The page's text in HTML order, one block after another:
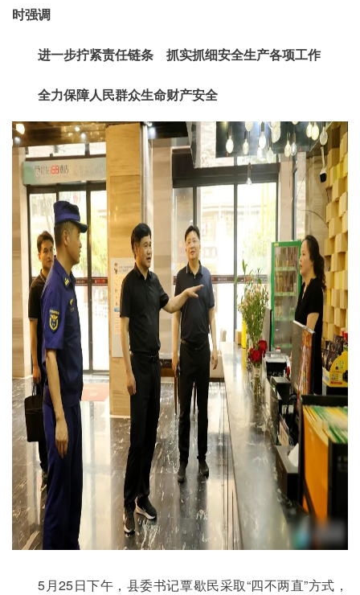
时强调
进一步拧紧责任链条 抓实抓细安全生产各项工作
全力保障人民群众生命财产安全
5月25日下午，县委书记覃歇民采取“四不两直”方式，